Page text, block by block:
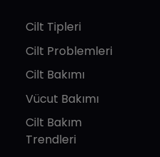
Cilt Tipleri
Cilt Problemleri
Cilt Bakımı
Vücut Bakımı
Cilt Bakım
Trendleri